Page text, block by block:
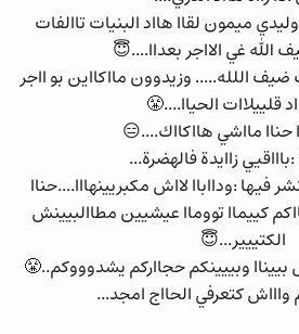
ميمون لقاا هااد البنيات تاالفات
الله غي الااجر بعداا....😇
ضيف اللله..... وزيدوون مااكااين بو ااجر
قلييلاات الحياا....😤
حناا مااشي هااكااك....😑
زاايدة فالهضرة...
:ودااباا لااش مكبريينهااا....حناا
كييماا تووماا عيشيين مطاالبيينش
الكتييير...😇
وبييينكم حجااركم يشدوووكم..😤
كتعرفي الحااج امجد...